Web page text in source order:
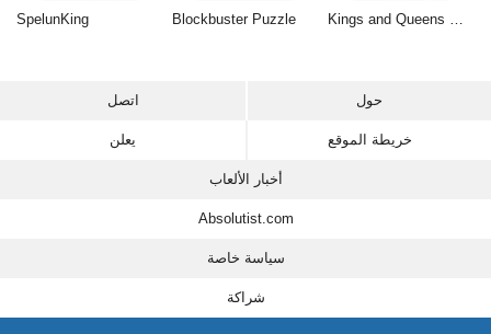
SpelunKing Blockbuster Puzzle
اتصل حول
يعلن خريطة الموقع
أخبار الألعاب
Absolutist.com
سياسة خاصة
شراكة